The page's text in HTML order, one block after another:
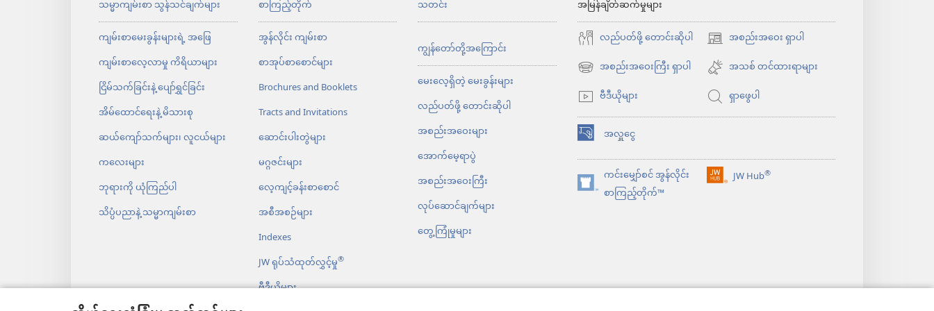
၁၃“ခင်ဗျားတို့ဟာ လောကရဲ့ဆားပဲ။+ဆားမှာ အငန်ဓာတ် မရှိတော့ရင် ပြန်
ငန်အောင် လုပ်လို့ရသလား။ အပြင်ကို လွှင့်ပစ်ပြီး
အနင်းခံရရုံကလွဲလို့ ဘာမှ
အသုံးမဝင်တော့ဘူး။
၁၄“ခင်ဗျားတို့ဟာ လောကရဲ့အလင်းပဲ။
တောင်ထိပ်မှာတည်တဲ့ မြို့ကို ထင်
ထင်ရှားရှား မြင်နိုင်တယ်။
၁၅လူတွေက မီးခွက်ကိုထွန်းပြီး တောင်းနဲ့ အုပ်ထား
လေ့မရှိပါဘူး။ ဆီမီးတိုင်ပေါ်မှာပဲ တင်ထားတတ်ကြတယ်။ ဒါမှ အိမ်သားအားလုံး
အလင်းရမှာပေါ့။
အဲဒီလိုပဲ ခင်ဗျားတို့ရဲ့အလင်းကို လူတွေရှေ့မှာ လင်းစေ
ကြပါ။+ဒါမှ တခြားသူတွေက ခင်ဗျားတို့ရဲ့ အကျင့်ကောင်းကို+မြင်ပြီး
ကောင်းကင်မှာ စံမြန်းတဲ့ အဖရဲ့ ဘုန်းအသရေကို ချီးမွမ်းကြလိမ့်မယ်။
“ကျွန်တော်ဟာ ပညတ်ကျမ်း၊ ပရောဖက်ကျမ်းတွေကို ပယ်ဖျက်ဖို့လာ
တာ မဟုတ်ဘူး။ ပြည့်စုံစေဖို့ လာတာ။+ ၁၈ကျွန်တော် မှန်တာကို ပြောမယ်။
သမ္မာကျမ်းစာ သွန်သင်ချက်များ
ကျမ်းစာမေးခွန်းများရဲ့ အဖြေ
ကျမ်းစာလေ့လာမှု ကိရိယာများ
ငြိမ်သက်ခြင်းနဲ့ ပျော်ရွှင်ခြင်း
အိမ်ထောင်ရေး​နဲ့ မိသားစု
ဆယ်ကျော်သက်များ၊ လူငယ်များ
ကလေးများ
ဘုရားကို ယုံကြည်ပါ
သိပ္ပံပညာနဲ့ သမ္မာကျမ်းစာ
စာကြည့်တိုက်
အွန်လိုင်း ကျမ်းစာ
စာအုပ်စာစောင်များ
Brochures and Booklets
Tracts and Invitations
ဆောင်းပါးတွဲများ
မဂ္ဂဇင်းများ
လေ့ကျင့်ခန်းစာစောင်
အစီအစဉ်များ
Indexes
JW ရုပ်သံထုတ်လွှင့်မှု®
ဗီဒီယိုများ
သတင်း
ကျွန်တော်တို့အကြောင်း
မေးလေ့ရှိတဲ့ မေးခွန်းများ
လည်ပတ်ဖို့ တောင်းဆိုပါ
အစည်းအဝေးများ
အောက်မေ့ရာပွဲ
အစည်းအဝေးကြီး
လုပ်ဆောင်ချက်များ
တွေ့ကြုံမှုများ
အမြန်ချိတ်ဆက်မှုများ
လည်ပတ်ဖို့ တောင်းဆိုပါ
အစည်းအဝေး ရှာပါ
(window
အသစ်
င့်
နေ
တယ်)
အစည်းအဝေးကြီး ရှာပါ
(window
အသစ်
ဖွ
င့်
ပါ
တယ်)
အသစ် တင်ထားရာများ
ဗီဒီယိုများ
ရှာဖွေပါ
အလှူငွေ
(window
အသစ်
ဖွ
င့်
ကင်းမျှော်စင် အွန်လိုင်း
စာကြည့်တိုက်™
(window
ပါ
JW Hub®
(window
တယ်)